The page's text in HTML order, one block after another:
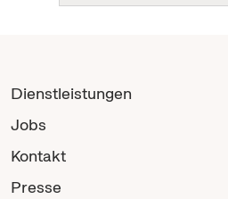
Dienstleistungen
Jobs
Kontakt
Presse